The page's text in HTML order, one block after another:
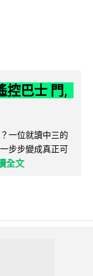
控巴士 門,
一位就讀中三的
步步變成真正可
全文